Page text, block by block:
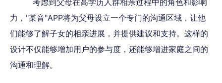
考虑到父母在高学历人群相亲过程中的角色和影响
力，"某音"APP将为父母设立一个专门的沟通区域，让他
们能够了解子女的相亲进展，并提供建议和支持。这样的
设计不仅能够增加用户的参与度，还能够增进家庭之间的
沟通和理解。